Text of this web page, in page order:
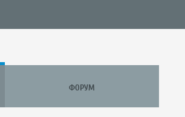
ФОРУМ